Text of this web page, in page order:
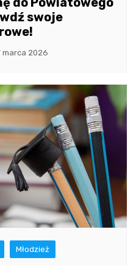
swoje
marca 2026
Młodzież